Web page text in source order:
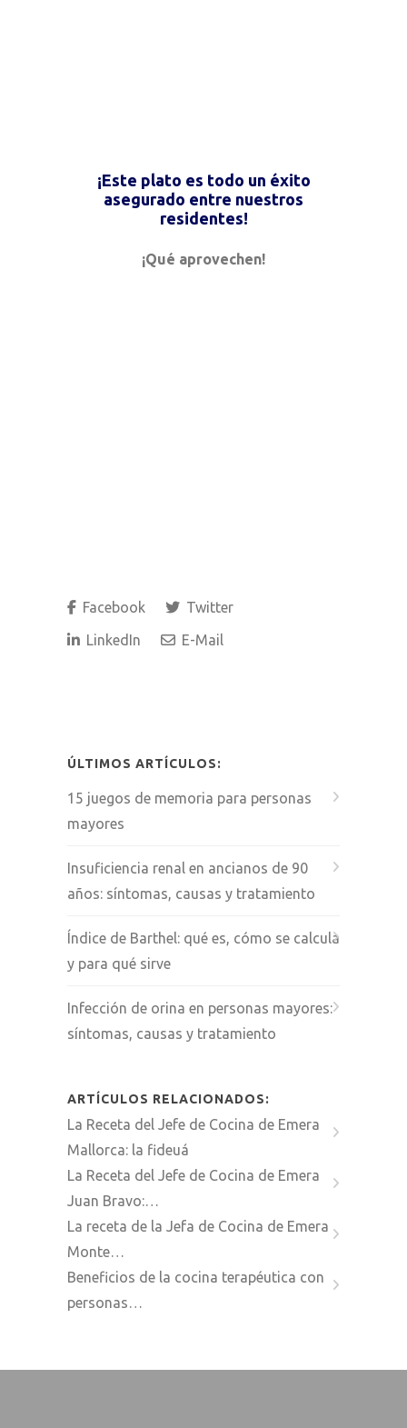
¡Este plato es todo un éxito
asegurado entre nuestros
residentes!
¡Qué aprovechen!
Facebook
Twitter
LinkedIn
E-Mail
ÚLTIMOS ARTÍCULOS:
15 juegos de memoria para personas
mayores
Insuficiencia renal en ancianos de 90
años: síntomas, causas y tratamiento
Índice de Barthel: qué es, cómo se calcula
y para qué sirve
Infección de orina en personas mayores:
síntomas, causas y tratamiento
ARTÍCULOS RELACIONADOS:
La Receta del Jefe de Cocina de Emera
Mallorca: la fideuá
La Receta del Jefe de Cocina de Emera
Juan Bravo:…
La receta de la Jefa de Cocina de Emera
Monte…
Beneficios de la cocina terapéutica con
personas…